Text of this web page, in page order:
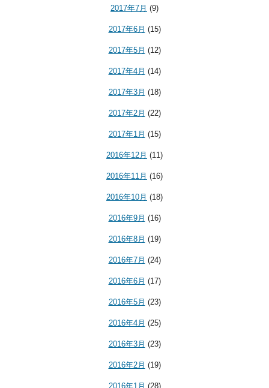
2017年7月 (9)
2017年6月 (15)
2017年5月 (12)
2017年4月 (14)
2017年3月 (18)
2017年2月 (22)
2017年1月 (15)
2016年12月 (11)
2016年11月 (16)
2016年10月 (18)
2016年9月 (16)
2016年8月 (19)
2016年7月 (24)
2016年6月 (17)
2016年5月 (23)
2016年4月 (25)
2016年3月 (23)
2016年2月 (19)
2016年1月 (28)